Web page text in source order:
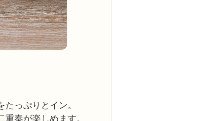
っぷりとイン。
奏が楽しめます。